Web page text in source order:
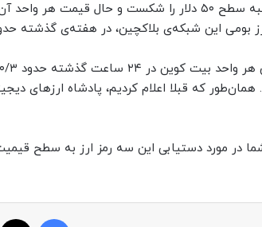
بومی این شبکه‌ی بلاکچین، در هفته‌ی گذشته حدود ۲۰ درصد رشد کرده
در مورد دستیابی این سه‌ رمز ارز به سطح